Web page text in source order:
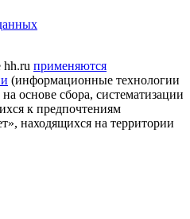
применяются
(информационные технологии
основе сбора, систематизации
к предпочтениям
находящихся на территории